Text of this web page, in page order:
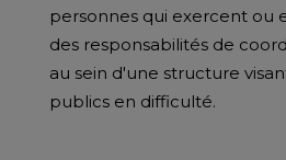
personnes qui exercent ou
des responsabilités de
au sein d'une structure
publics en difficulté.